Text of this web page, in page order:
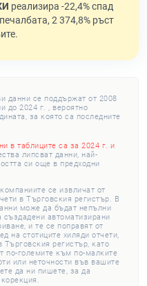
реализира -22,4% спад
2 374,8% ръст
данни се поддържат от 2008
до 2024 г. , вероятно
за която са последните
в таблиците са за 2024 г. и
липсват данни, най-
си още в предходни
се извличат от
в Търговския регистър. В
може да бъдат непълни
създадени автоматизирани
и те се поправят от
на стотиците хиляди отчети,
Търговския регистър, като
по-големите към по-малките
или неточности във вашите
да ни пишете, за да